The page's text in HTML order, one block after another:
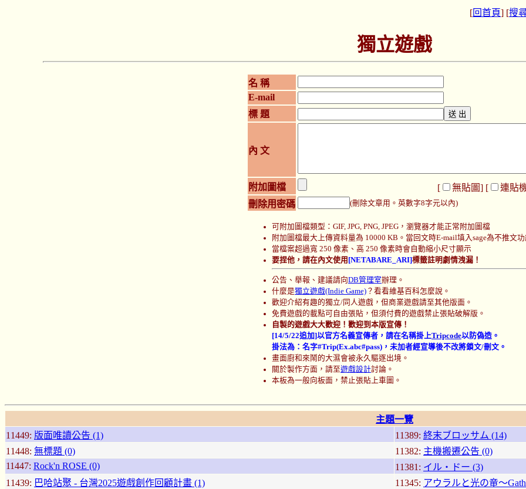
[回首頁] [搜
獨立遊戲
名 稱
E-mail
標 題
內 文
附加圖檔 [ 無貼圖] [ 連貼
刪除用密碼
(刪除文章用。英數字8字元以內)
可附加圖檔類型：GIF, JPG, PNG, JPEG，瀏覽器才能正常附加圖檔
附加圖檔最大上傳資料量為 10000 KB。當回文時E-mail填入sage為不推文功
當檔案超過寬 250 像素、高 250 像素時會自動縮小尺寸顯示
要捏他，請在內文使用 [NETABARE_ARI]標籤註明劇情洩漏！
公告、舉報、建議請向DB管理室辦理。
什麼是獨立遊戲(Indie Game) ？看看維基百科怎麼說。
歡迎介紹有趣的獨立/同人遊戲，但商業遊戲請至其他版面。
免費遊戲的載點可自由張貼，但須付費的遊戲禁止張貼破解版。
自製的遊戲大大歡迎！歡迎到本版宣傳！
[14/5/22追加]以官方名義宣傳者，請在名稱掛上Tripcode以防偽造。
掛法為：名字#Trip(Ex.abc#pass)，未加者經宣導後不改將鎖文/刪文。
畫面廚和來鬧的大濕會被永久驅逐出境。
關於製作方面，請至遊戲設計討論。
本板為一般向板面，禁止張貼上車圖。
主題一覽
11449: 版面唯讀公告 (1) 11389: 終末ブロッサム (14)
11448: 無標題 (0) 11382: 主機搬遷公告 (0)
11447: Rock'n ROSE (0) 11381: イル・ドー (3)
11439: 巴哈站聚 - 台灣2025遊戲創作回顧計畫 (1) 11345: アウラルと光の竜～